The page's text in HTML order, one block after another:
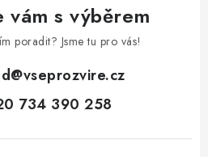
vám s výběrem
poradit? Jsme tu pro vás!
@vseprozvire.cz
734 390 258